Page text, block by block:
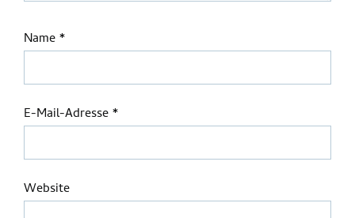
Name*
E-Mail-Adresse*
Website